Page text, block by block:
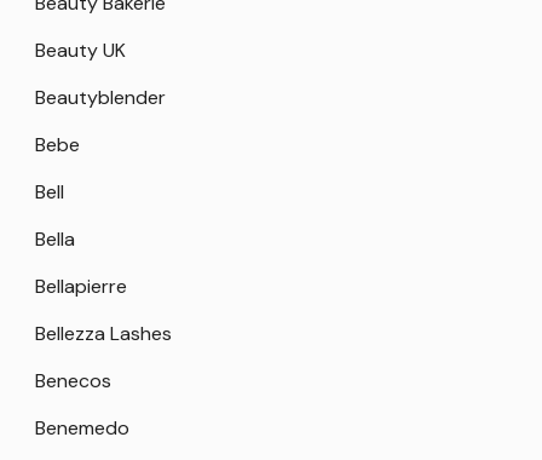
Beauty UK
Beautyblender
Bebe
Bell
Bella
Bellapierre
Bellezza Lashes
Benecos
Benemedo